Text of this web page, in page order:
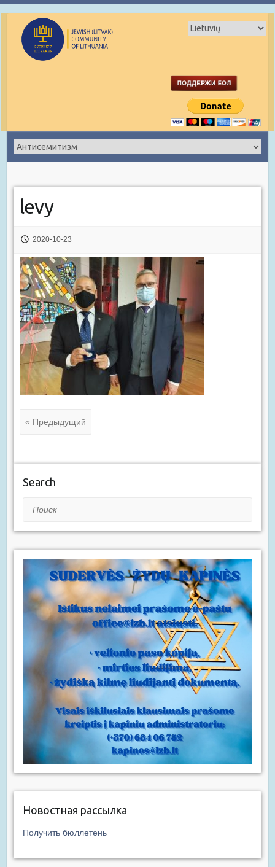
levy
2020-10-23
« Предыдущий
Search
Поиск
Новостная рассылка
Получить бюллетень